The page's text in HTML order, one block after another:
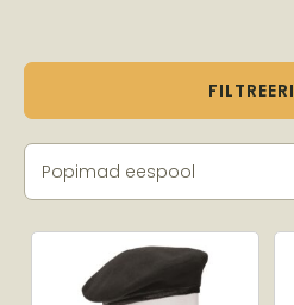
FILTREERI